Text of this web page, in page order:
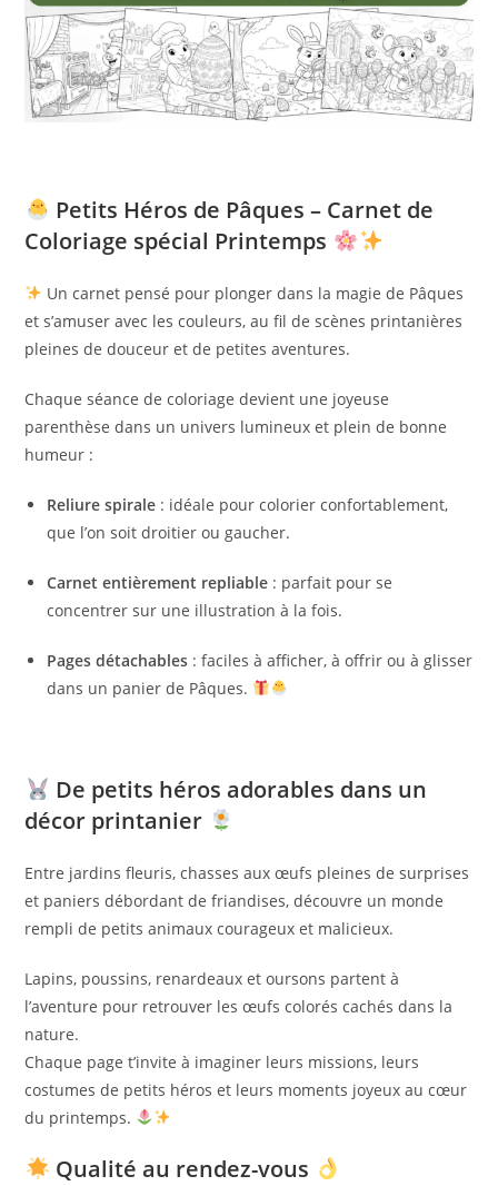
Petits Héros de Pâques – Carnet de
Coloriage spécial Printemps
Un carnet pensé pour plonger dans la magie de Pâques
et s’amuser avec les couleurs, au fil de scènes printanières
pleines de douceur et de petites aventures.
Chaque séance de coloriage devient une joyeuse
parenthèse dans un univers lumineux et plein de bonne
humeur :
Reliure spirale : idéale pour colorier confortablement,
que l’on soit droitier ou gaucher.
Carnet entièrement repliable : parfait pour se
concentrer sur une illustration à la fois.
Pages détachables : faciles à afficher, à offrir ou à glisser
dans un panier de Pâques.
De petits héros adorables dans un
décor printanier
Entre jardins fleuris, chasses aux œufs pleines de surprises
et paniers débordant de friandises, découvre un monde
rempli de petits animaux courageux et malicieux.
Lapins, poussins, renardeaux et oursons partent à
l’aventure pour retrouver les œufs colorés cachés dans la
nature.
Chaque page t’invite à imaginer leurs missions, leurs
costumes de petits héros et leurs moments joyeux au cœur
du printemps.
Qualité au rendez-vous